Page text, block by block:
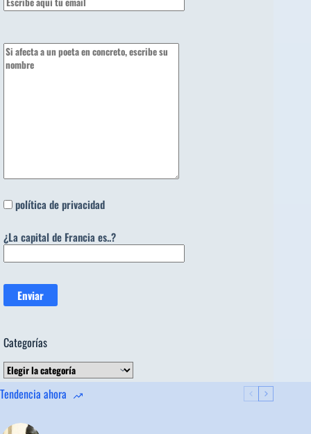
política de privacidad
¿La capital de Francia es..?
Categorías
Categorías
Tendencia ahora